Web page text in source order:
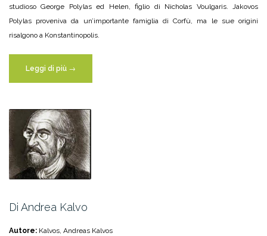
studioso George Polylas ed Helen, figlio di Nicholas Voulgaris. Jakovos
Polylas proveniva da un’importante famiglia di Corfù, ma le sue origini
risalgono a Konstantinopolis.
Leggi di più “Di
Jakovos
→
Di Andrea Kalvo
Autore: Kalvos, Andreas Kalvos